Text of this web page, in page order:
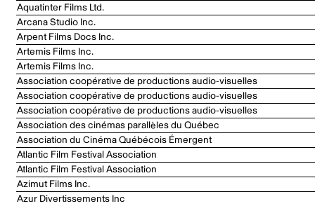
Aquatinter Films Ltd.
Arcana Studio Inc.
Arpent Films Docs Inc.
Artemis Films Inc.
Artemis Films Inc.
Association coopérative de productions audio-visuelles
Association coopérative de productions audio-visuelles
Association coopérative de productions audio-visuelles
Association des cinémas parallèles du Québec
Association du Cinéma Québécois Émergent
Atlantic Film Festival Association
Atlantic Film Festival Association
Azimut Films Inc.
Azur Divertissements Inc